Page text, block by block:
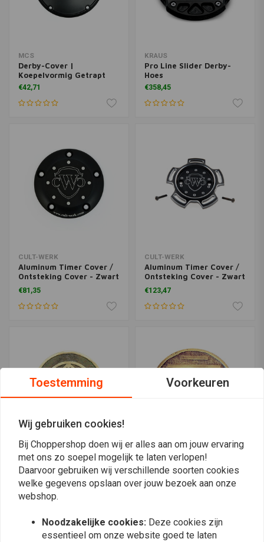
MCS
Derby-Cover |
Koepelvormig Getrapt
€42,71
KRAUS
Pro Line Slider Derby-
Hoes
€358,45
CULT-WERK
Aluminum Timer Cover /
Ontsteking Cover - Zwart
99-17 Twin Cam
€81,35
CULT-WERK
Aluminum Timer Cover /
Ontsteking Cover - Zwart
18-21 Softail 17-21 Touring
€123,47
WANNABE CHOPPERS
Point Cover Messing FTW
XL 03-19 & B.T.
€68,18
WANNABE CHOPPERS
Point Cover Messing 48
XL 03-19 & B.T.
Toestemming Voorkeuren
Wij gebruiken cookies!
Bij Choppershop doen wij er alles aan om jouw ervaring
met ons zo soepel mogelijk te laten verlopen!
Daarvoor gebruiken wij verschillende soorten cookies
welke gegevens opslaan over jouw bezoek aan onze
webshop.
Noodzakelijke cookies: Deze cookies zijn
essentieel om onze website goed te laten